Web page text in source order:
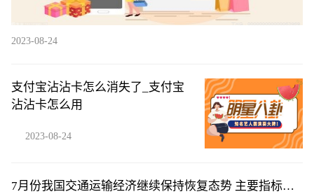
2023-08-24
支付宝沾沾卡怎么消失了_支付宝
沾沾卡怎么用
2023-08-24
7月份我国交通运输经济继续保持恢复态势 主要指标同